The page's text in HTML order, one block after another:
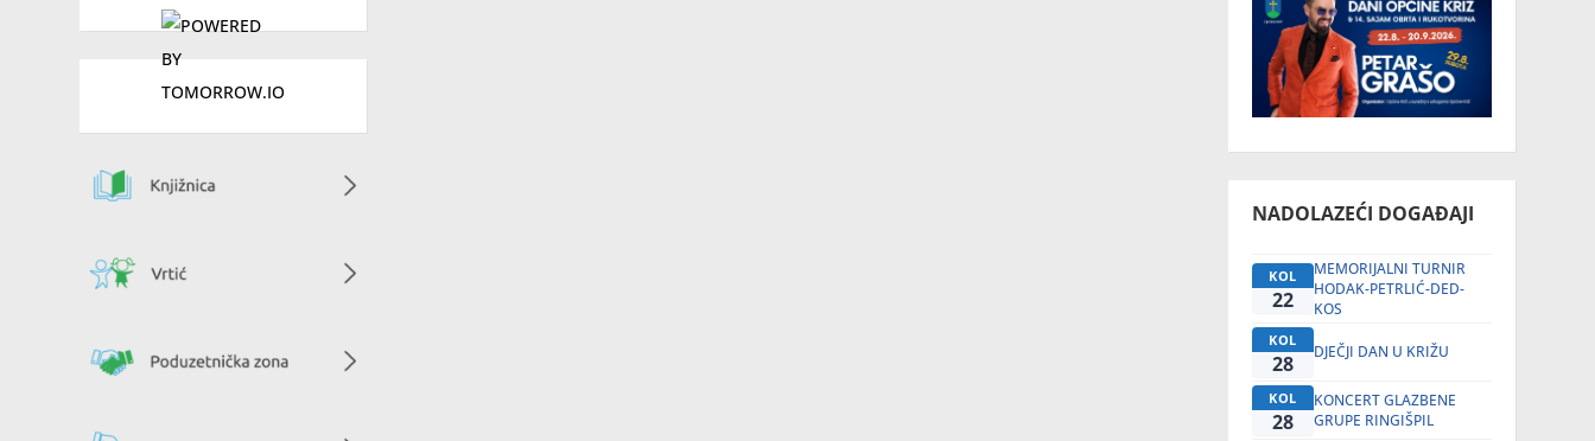
NADOLAZEĆI DOGAĐAJI
KOL
22
MEMORIJALNI TURNIR
HODAK-PETRLIĆ-DED-
KOS
KOL
28 DJEČJI DAN U KRIŽU
KOL
28
KONCERT GLAZBENE
GRUPE RINGIŠPIL